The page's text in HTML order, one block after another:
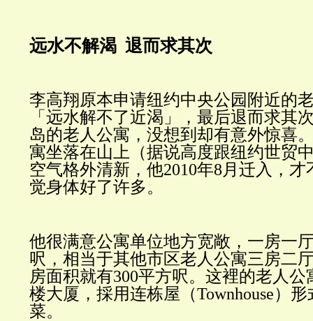
远水不解渴 退而求其次
李高翔原本申请纽约中央公园附近的
「远水解不了近渴」，最后退而求其
岛的老人公寓，没想到却有意外惊喜
寓坐落在山上（据说高度跟纽约世贸
空气格外清新，他2010年8 月迁入，
觉身体好了许多。
他很满意公寓单位地方宽敞，一房一
呎，相当于其他市区老人公寓三房二
房面积就有300平方呎。这裡的老人公
楼大厦，採用连栋屋（Townhouse）形
菜。